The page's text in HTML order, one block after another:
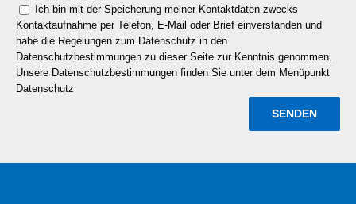
Ich bin mit der Speicherung meiner Kontaktdaten zwecks
Kontaktaufnahme per Telefon, E-Mail oder Brief einverstanden und
habe die Regelungen zum Datenschutz in den
Datenschutzbestimmungen zu dieser Seite zur Kenntnis genommen.
Unsere Datenschutzbestimmungen finden Sie unter dem Menüpunkt
Datenschutz